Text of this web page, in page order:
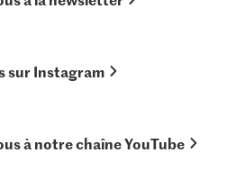
sur Instagram
à notre chaîne YouTube